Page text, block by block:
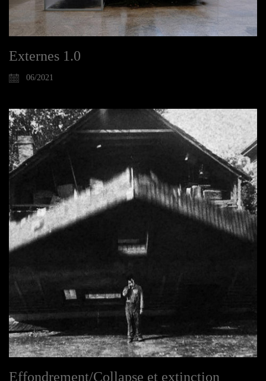
Externes 1.0
06/2021
Effondrement/Collapse et extinction